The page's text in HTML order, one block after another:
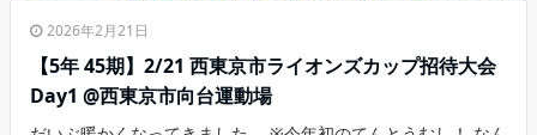
2026年2月21日
【5年 45期】2/21 西東京市ライオンズカップ招待大会
Day1 @西東京市向台運動場